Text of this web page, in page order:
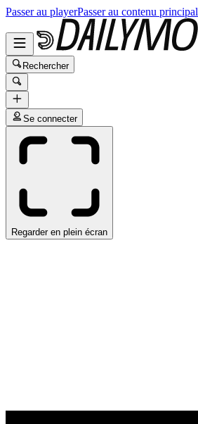
Passer au playerPasser au contenu principal
Rechercher
Se connecter
Regarder en plein écran